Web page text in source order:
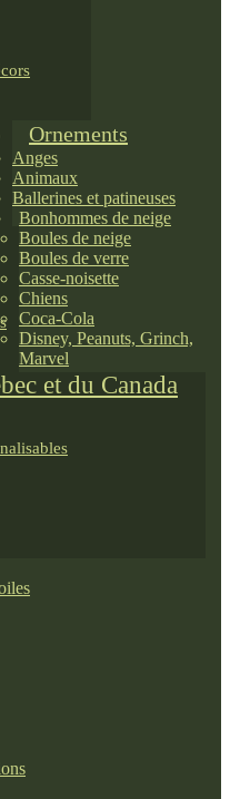
et du Canada
Ornements
Anges
Animaux
Ballerines et patineuses
Bonhommes de neige
Boules de neige
Boules de verre
Casse-noisette
Chiens
Coca-Cola
Disney, Peanuts, Grinch,
Marvel